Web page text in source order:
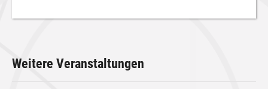
Weitere Veranstaltungen